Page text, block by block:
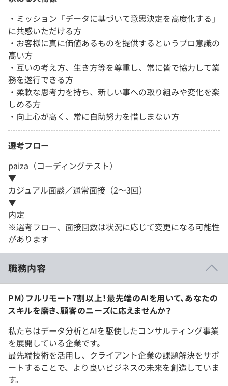
・ミッション「データに基づいて意思決定を高度化する」
に共感いただける方
・お客様に真に価値あるものを提供するというプロ意識の
高い方
・互いの考え方、生き方等を尊重し、常に皆で協力して業
務を遂行できる方
・柔軟な思考力を持ち、新しい事への取り組みや変化を楽
しめる方
・向上心が高く、常に自助努力を惜しまない方
選考フロー
paiza（コーディングテスト）
▼
カジュアル面談／通常面接（2～3回）
▼
内定
※選考フロー、面接回数は状況に応じて変更になる可能性
があります
職務内容
PM）フルリモート7割以上！最先端のAIを用いて、あなたの
スキルを磨き、顧客のニーズに応えませんか？
私たちはデータ分析とAIを駆使したコンサルティング事業
を展開している企業です。
最先端技術を活用し、クライアント企業の課題解決をサポ
ートすることで、より良いビジネスの未来を創造していま
す。